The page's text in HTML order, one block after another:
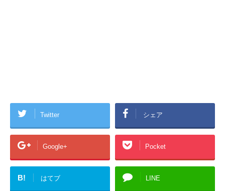
Twitter シェア
Google+ Pocket
B! はてブ LINE